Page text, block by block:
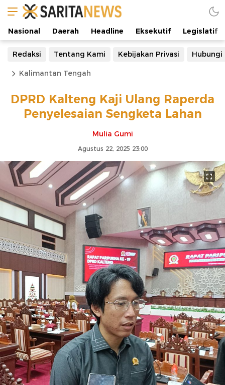
Nasional Daerah Headline Eksekutif Legislatif
Redaksi Tentang Kami Kebijakan Privasi Hubungi
Kalimantan Tengah
DPRD Kalteng Kaji Ulang Raperda
Penyelesaian Sengketa Lahan
Mulia Gumi
Agustus 22, 2025 23:00